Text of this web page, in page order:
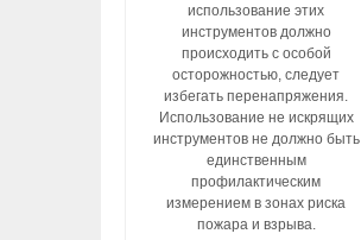
использование этих
инструментов должно
происходить с особой
осторожностью, следует
избегать перенапряжения.
Использование не искрящих
инструментов не должно быть
единственным
профилактическим
измерением в зонах риска
пожара и взрыва.